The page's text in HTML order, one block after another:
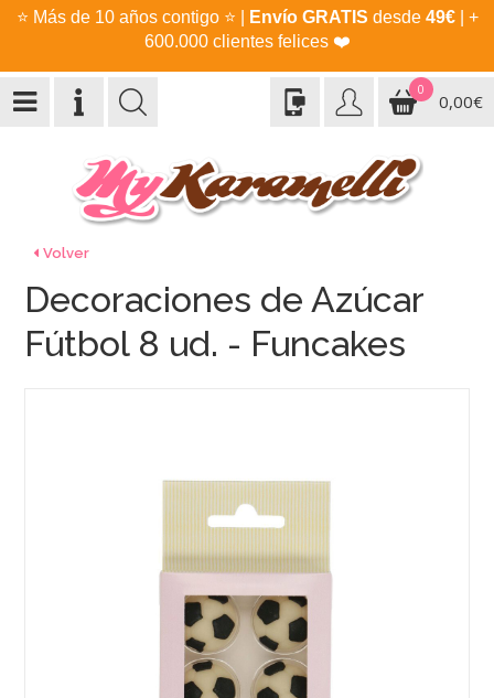
⭐ Más de 10 años contigo ⭐ Envío GRATIS desde 49€| +
600.000 clientes felices ❤️
0
0,00€
Volver
Decoraciones de Azúcar
Fútbol 8 ud. - Funcakes